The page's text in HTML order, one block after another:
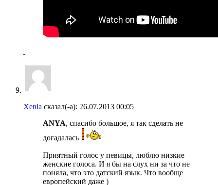
Xenia сказал(-а): 26.07.2013 00:05
ANYA, спасибо большое, я так сделать не
догадалась
Приятный голос у певицы, люблю низкие
женские голоса. И я бы на слух ни за что не
поняла, что это датский язык. Что вообще
европейский даже )